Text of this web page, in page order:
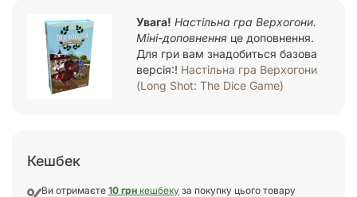
Увага! Настільна гра Верхогони.
Міні-доповненняце доповнення.
Для гри вам знадобиться базова
версія:! Настільна гра Верхогони
(Long Shot: The Dice Game)
Кешбек
Ви отримаєте 10 грн кешбеку за покупку цього товару